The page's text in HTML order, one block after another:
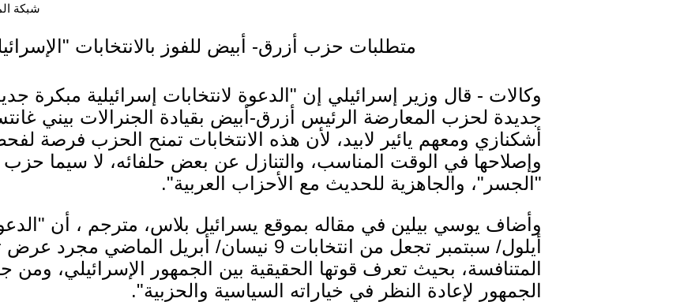
شبكة
متطلبات حزب أزرق- أبيض للفوز بالانتخابات
وكالات - قال وزير إسرائيلي إن "الدعوة لانتخابات إسرائيلية مبكرة
جديدة لحزب المعارضة الرئيس أزرق-أبيض بقيادة الجنرالات بيني
أشكنازي ومعهم يائير لابيد، لأن هذه الانتخابات تمنح الحزب فرصة
وإصلاحها في الوقت المناسب، والتنازل عن بعض حلفائه، لا سيما
"الجسر"، والجاهزية للحديث مع الأحزاب العربية".
أيلول/ سبتمبر تجعل من انتخابات 9 نيسان/ أبريل
المتنافسة، بحيث تعرف قوتها الحقيقية بين الجمهور الإسرائيلي، ومن
الجمهور لإعادة النظر في خياراته السياسية والحزبية".